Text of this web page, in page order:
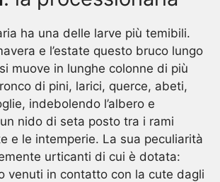
ha una delle larve più temibili.
e l’estate questo bruco lungo
muove in lunghe colonne di più
di pini, larici, querce, abeti,
indebolendo l’albero e
nido di seta posto tra i rami
e le intemperie. La sua peculiarità
urticanti di cui è dotata:
venuti in contatto con la cute dagli